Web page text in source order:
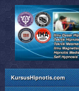
KursusHipnotis.com